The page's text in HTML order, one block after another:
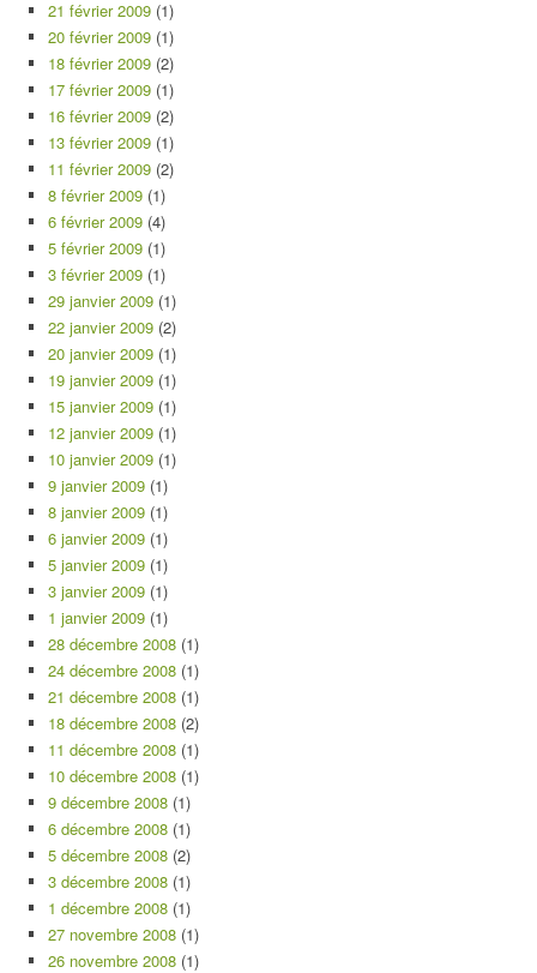
21 février 2009 (1)
20 février 2009 (1)
18 février 2009 (2)
17 février 2009 (1)
16 février 2009 (2)
13 février 2009 (1)
11 février 2009 (2)
8 février 2009 (1)
6 février 2009 (4)
5 février 2009 (1)
3 février 2009 (1)
29 janvier 2009 (1)
22 janvier 2009 (2)
20 janvier 2009 (1)
19 janvier 2009 (1)
15 janvier 2009 (1)
12 janvier 2009 (1)
10 janvier 2009 (1)
9 janvier 2009 (1)
8 janvier 2009 (1)
6 janvier 2009 (1)
5 janvier 2009 (1)
3 janvier 2009 (1)
1 janvier 2009 (1)
28 décembre 2008 (1)
24 décembre 2008 (1)
21 décembre 2008 (1)
18 décembre 2008 (2)
11 décembre 2008 (1)
10 décembre 2008 (1)
9 décembre 2008 (1)
6 décembre 2008 (1)
5 décembre 2008 (2)
3 décembre 2008 (1)
1 décembre 2008 (1)
27 novembre 2008 (1)
26 novembre 2008 (1)